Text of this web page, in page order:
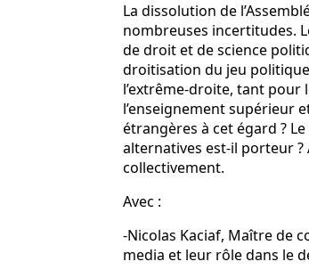
La dissolution de
nombreuses incertitudes.
de droit et de science
droitisation du jeu
l’extrême-droite, tant pour
l’enseignement supérieur
étrangères à cet égard ?
alternatives est-il porteur
collectivement.
Avec :
-Nicolas Kaciaf, Maître de
media et leur rôle dans le